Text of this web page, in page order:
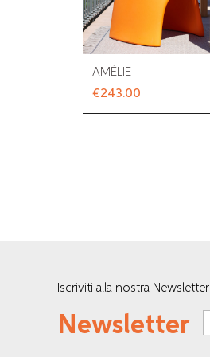
AMÉLIE
€243.00
Iscriviti alla nostra
Newsletter